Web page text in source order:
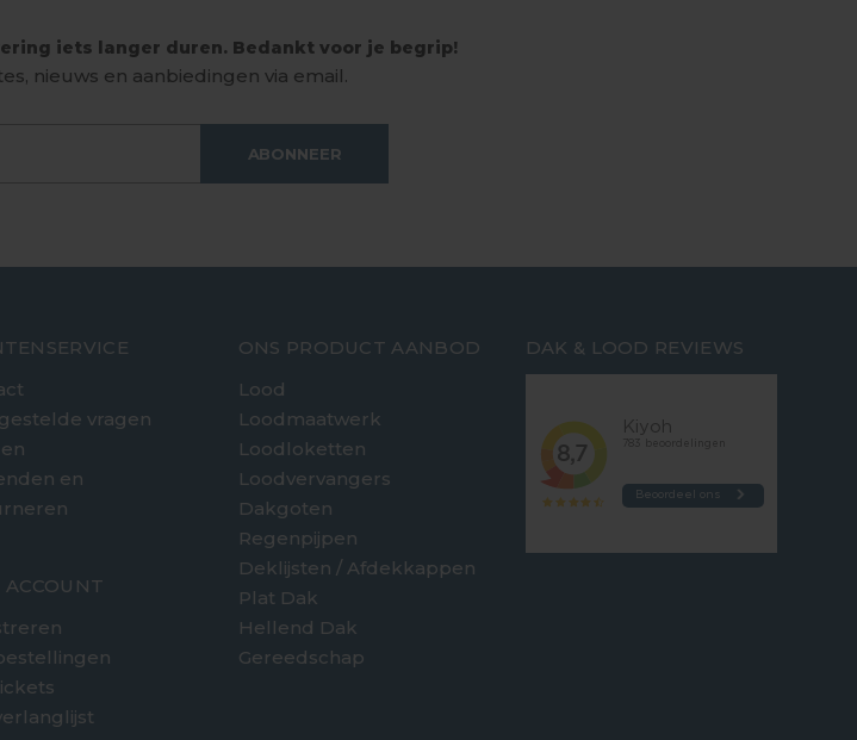
iets langer duren. Bedankt voor je begrip!
nieuws en aanbiedingen via email.
ABONNEER
vragen
en
ACCOUNT
ONS PRODUCT AANBOD
Lood
Loodmaatwerk
Loodloketten
Loodvervangers
Dakgoten
Regenpijpen
Deklijsten / Afdekkappen
Plat Dak
Hellend Dak
Gereedschap
DAK & LOOD REVIEWS